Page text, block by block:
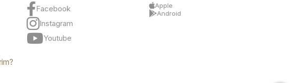
Facebook
Instagram
Youtube
Apple
Android